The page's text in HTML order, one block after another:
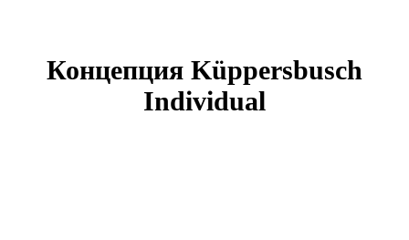
Концепция Küppersbusch
Individual